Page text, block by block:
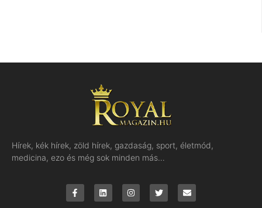
Hírek, kék hírek, zöld hírek, gazdaság, sport, életmód,
medicina, ezo és még sok minden más…